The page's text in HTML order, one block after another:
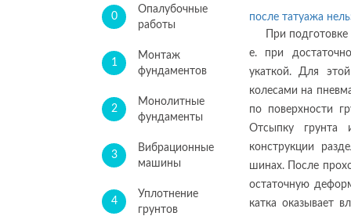
0
Опалубочные
работы
1
Монтаж
фундаментов
2
Монолитные
фундаменты
3
Вибрационные
машины
4
Уплотнение
грунтов
после татуажа
При
е. при
укаткой. Для
колесами на
по поверхности
Отсыпку грунта
конструкции
шинах. После
остаточную
катка оказывает